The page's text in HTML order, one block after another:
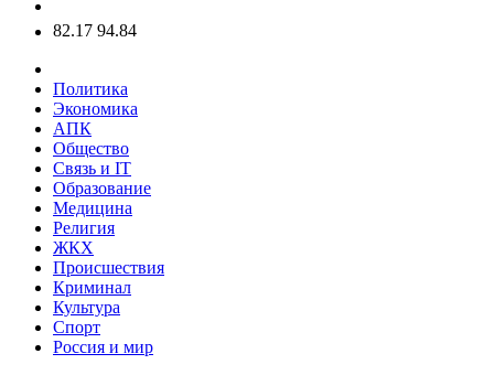
82.17 94.84
Политика
Экономика
АПК
Общество
Связь и IT
Образование
Медицина
Религия
ЖКХ
Происшествия
Криминал
Культура
Спорт
Россия и мир